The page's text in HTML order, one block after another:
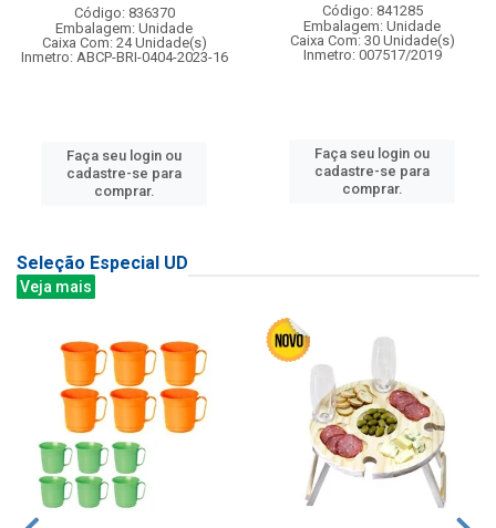
Código: 836370
Embalagem: Unidade
Caixa Com: 24 Unidade(s)
Inmetro: ABCP-BRI-0404-2023-16
Faça seu login ou
cadastre-se para
comprar.
Código: 841285
Embalagem: Unidade
Caixa Com: 30 Unidade(s)
Inmetro: 007517/2019
Faça seu login ou
cadastre-se para
comprar.
Seleção Especial UD
Veja mais